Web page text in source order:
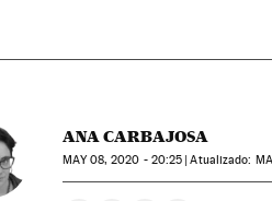
ANA CARBAJOSA
MAY08, 2020 - 20:25 atualizado: